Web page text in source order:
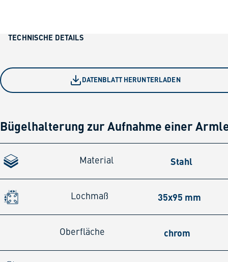
TECHNISCHE DETAILS
DATENBLATT HERUNTERLADEN
Bügelhalterung zur Aufnahme einer
Material Stahl
Lochmaß 35x95 mm
Oberfläche chrom